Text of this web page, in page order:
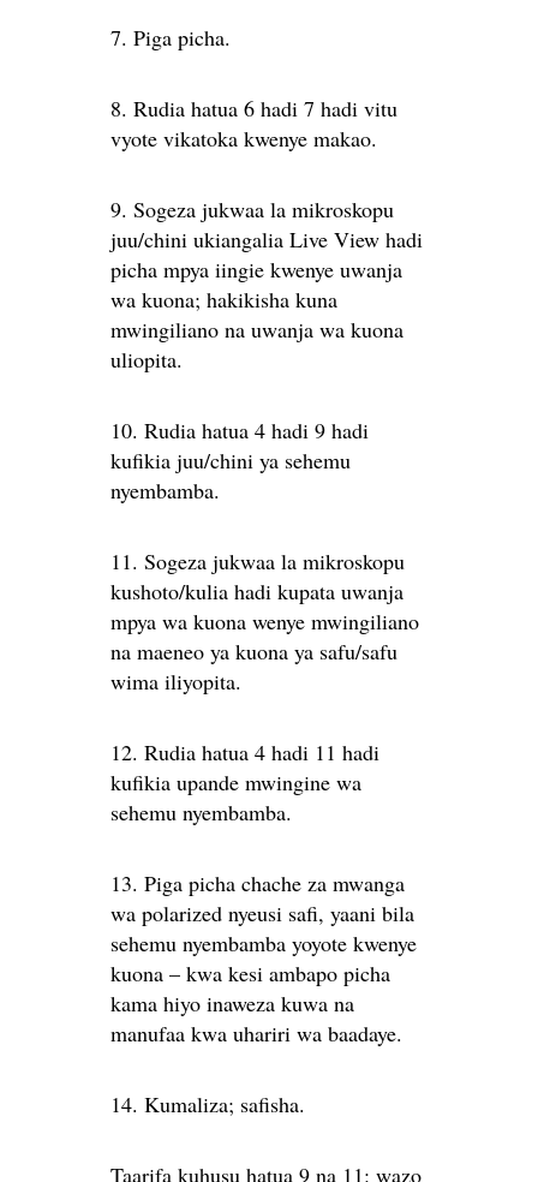
7. Piga picha.
8. Rudia hatua 6 hadi 7 hadi vitu
vyote vikatoka kwenye makao.
9. Sogeza jukwaa la mikroskopu
juu/chini ukiangalia Live View hadi
picha mpya iingie kwenye uwanja
wa kuona; hakikisha kuna
mwingiliano na uwanja wa kuona
uliopita.
10. Rudia hatua 4 hadi 9 hadi
kufikia juu/chini ya sehemu
nyembamba.
11. Sogeza jukwaa la mikroskopu
kushoto/kulia hadi kupata uwanja
mpya wa kuona wenye mwingiliano
na maeneo ya kuona ya safu/safu
wima iliyopita.
12. Rudia hatua 4 hadi 11 hadi
kufikia upande mwingine wa
sehemu nyembamba.
13. Piga picha chache za mwanga
wa polarized nyeusi safi, yaani bila
sehemu nyembamba yoyote kwenye
kuona – kwa kesi ambapo picha
kama hiyo inaweza kuwa na
manufaa kwa uhariri wa baadaye.
14. Kumaliza; safisha.
Taarifa kuhusu hatua 9 na 11: wazo